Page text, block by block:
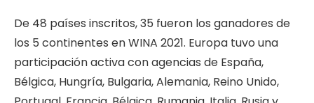
De 48 países inscritos, 35 fueron los ganadores de
los 5 continentes en WINA 2021. Europa tuvo una
participación activa con agencias de España,
Bélgica, Hungría, Bulgaria, Alemania, Reino Unido,